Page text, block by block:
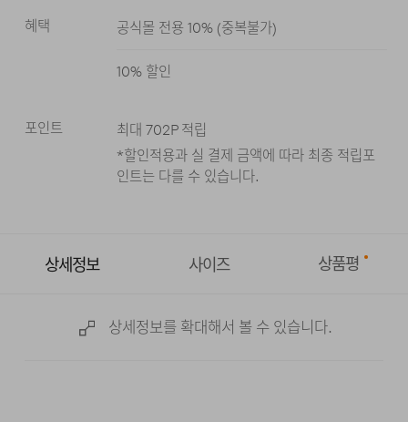
혜택 공식몰 전용 10%(중복불가)
10% 할인
포인트 최대 702P 적립
*할인적용과 실 결제 금액에 따라 최종 적립 포
인트는 다를 수 있습니다.
상세정보 사이즈 상품평
상세정보를 확대해서 볼 수 있습니다.